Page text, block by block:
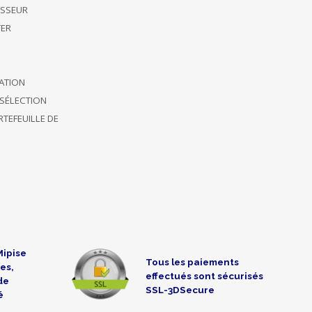
DE
Tous les paiements
effectués sont sécurisés
SSL-3DSecure